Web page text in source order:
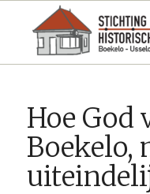
Hoe
Boekelo,